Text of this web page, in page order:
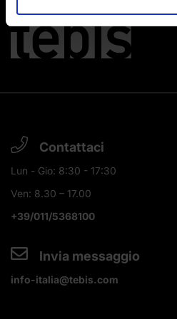
Contattaci
Lun - Gio: 8:30 - 17:30
Ven: 8.30 – 17.00
+39/011/5368100
Invia messaggio
info-italia@tebis.com